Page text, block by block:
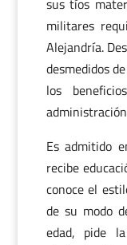
sus tíos
militares
Alejandría.
desmedidos
los
Es admitido
recibe
conoce el
de su modo
edad, pide